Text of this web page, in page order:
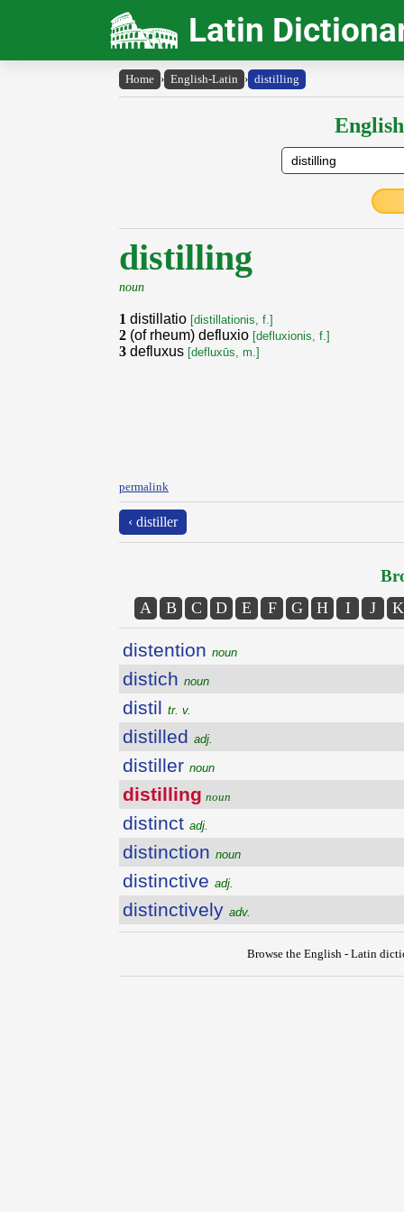
Latin
Home › English-Latin › distilling
distilling
noun
1 distillatio [distillationis, f.]
2 (of rheum) defluxio [defluxionis, f.]
3 defluxus [defluxūs, m.]
permalink
‹ distiller
A B C D E F G H I J K
distention noun
distich noun
distil tr. v.
distilled adj.
distiller noun
distilling noun
distinct adj.
distinction noun
distinctive adj.
distinctively adv.
Browse the English - Latin